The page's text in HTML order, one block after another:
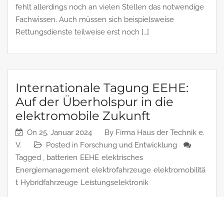
fehlt allerdings noch an vielen Stellen das notwendige
Fachwissen. Auch müssen sich beispielsweise
Rettungsdienste teilweise erst noch […]
Internationale Tagung EEHE:
Auf der Überholspur in die
elektromobile Zukunft
On 25. Januar 2024 By Firma Haus der Technik e.
V.
Posted in Forschung und Entwicklung
Tagged , batterien EEHE elektrisches
Energiemanagement elektrofahrzeuge elektromobilitä
t Hybridfahrzeuge Leistungselektronik